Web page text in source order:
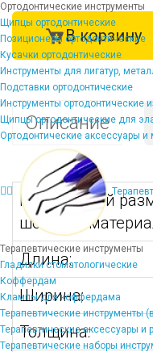
Ортодонтические инструменты
Щипцы ортодонтические
Позиционеры ортодонтические
Кусачки ортодонтические
Инструменты для лигатур,
Подставки ортодонтические
Инструменты ортодонтические
Щипцы ортодонтические для
Ортодонтические аксессуары и
Терапевтические инструменты
Гладилки стоматологические
Коффердам
Клампы для коффердама
Терапевтические инструменты
Терапевтические аксессуары и
Терапевтические наборы
В корзину
Описание
Подходящий
шовного
Длина:
Ширина:
Толщина: